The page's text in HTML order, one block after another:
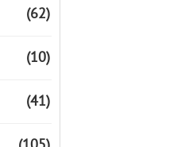
(62)
(10)
(41)